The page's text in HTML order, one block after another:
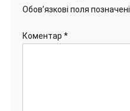
Обов’язкові поля позначені
Коментар *